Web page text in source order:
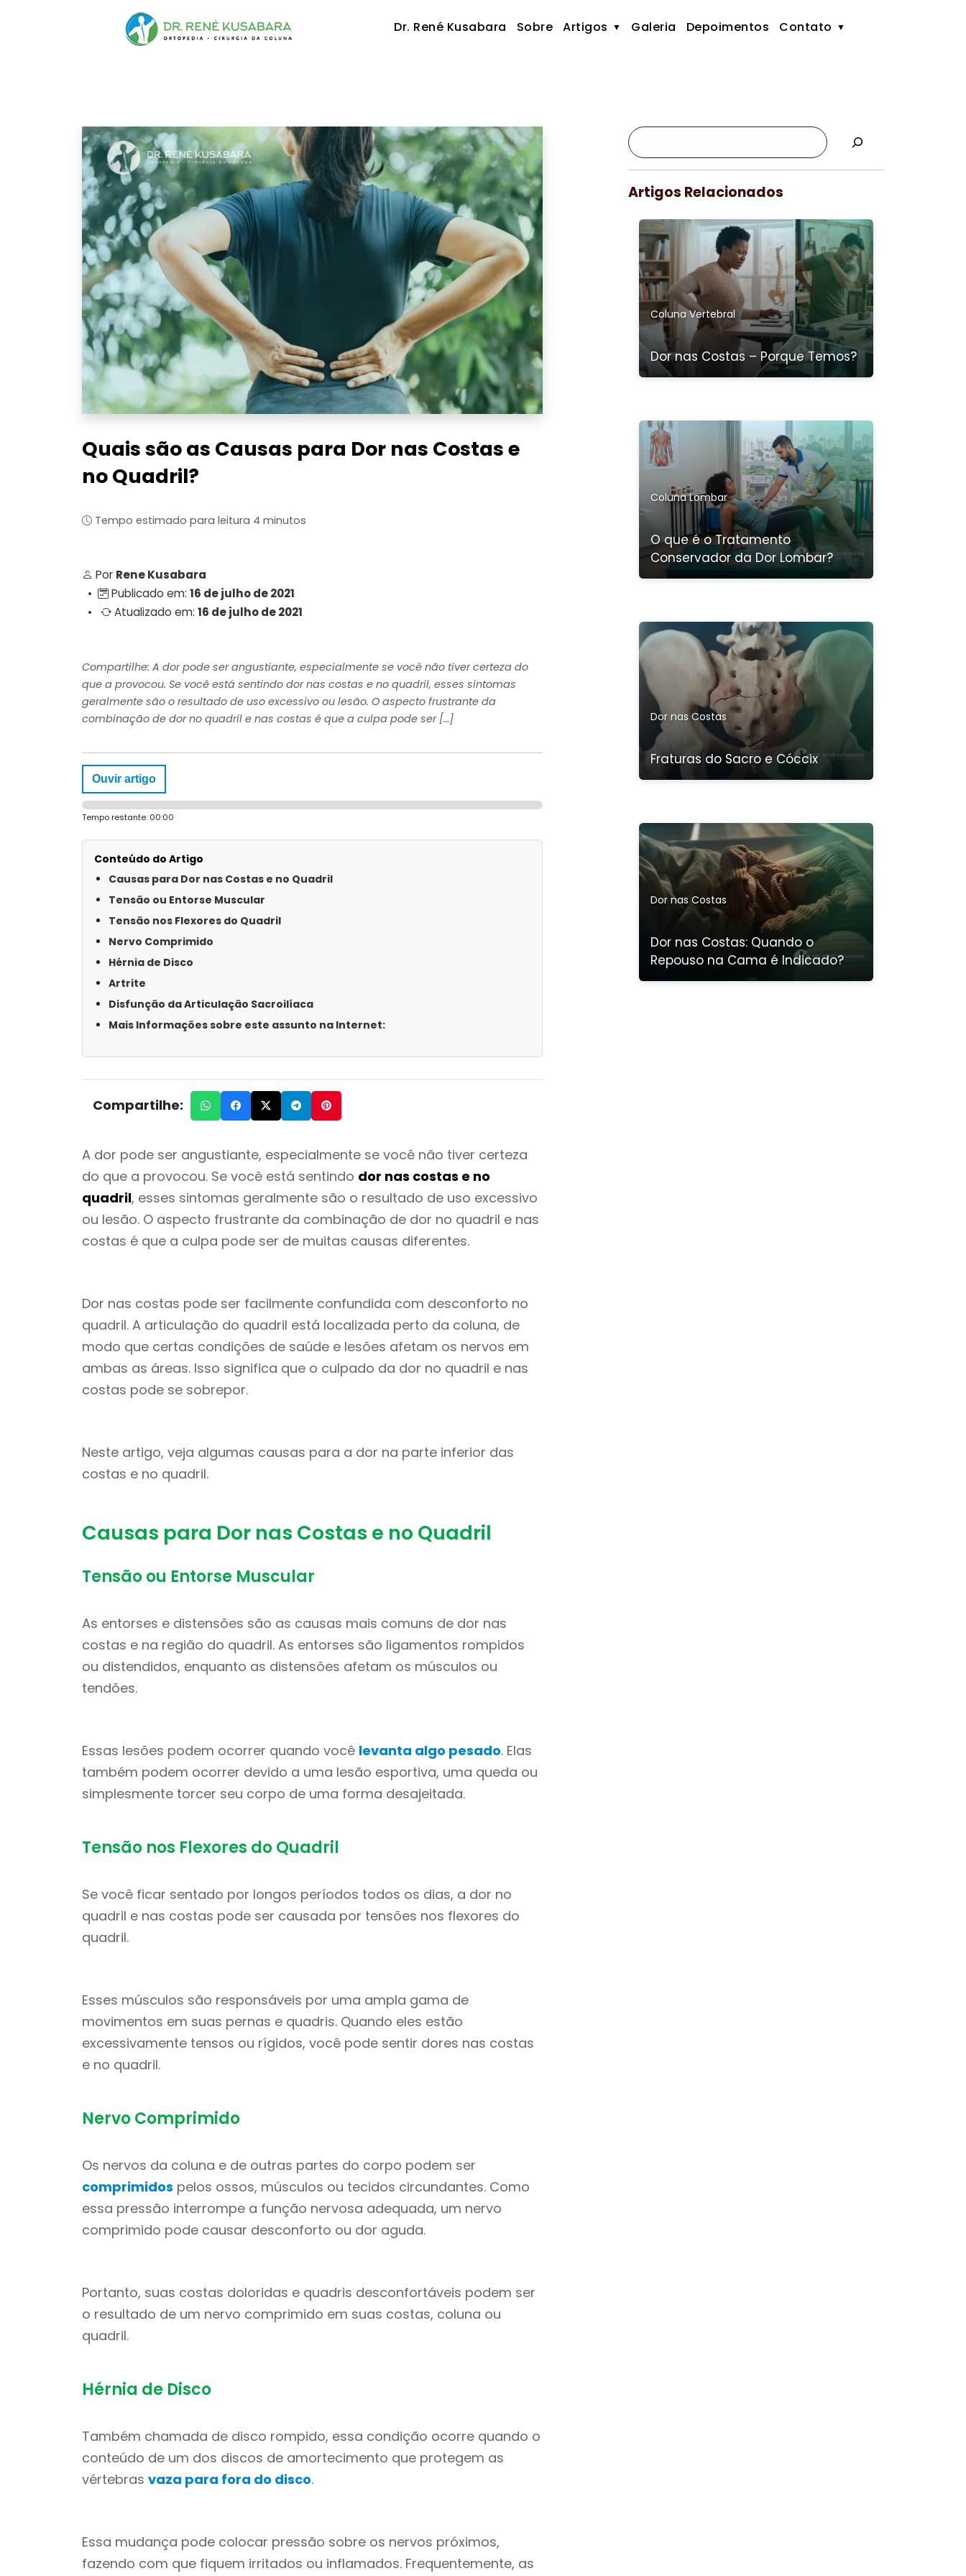
Dr. René Kusabara Sobre Artigos Galeria Depoimentos Contato
Quais são as Causas para Dor nas Costas e
no Quadril?
Tempo estimado para leitura 4 minutos
Por Rene Kusabara
•
Publicado em: 16 de julho de 2021
•
Atualizado em: 16 de julho de 2021
Compartilhe: A dor pode ser angustiante, especialmente se você não tiver certeza do
que a provocou. Se você está sentindo dor nas costas e no quadril, esses sintomas
geralmente são o resultado de uso excessivo ou lesão. O aspecto frustrante da
combinação de dor no quadril e nas costas é que a culpa pode ser […]
Ouvir artigo
Tempo restante: 00:00
Conteúdo do Artigo
Causas para Dor nas Costas e no Quadril
Tensão ou Entorse Muscular
Tensão nos Flexores do Quadril
Nervo Comprimido
Hérnia de Disco
Artrite
Disfunção da Articulação Sacroilíaca
Mais Informações sobre este assunto na Internet:
Compartilhe:
A dor pode ser angustiante, especialmente se você não tiver certeza
do que a provocou. Se você está sentindo dor nas costas e no
quadril, esses sintomas geralmente são o resultado de uso excessivo
ou lesão. O aspecto frustrante da combinação de dor no quadril e nas
costas é que a culpa pode ser de muitas causas diferentes.
Dor nas costas pode ser facilmente confundida com desconforto no
quadril. A articulação do quadril está localizada perto da coluna, de
modo que certas condições de saúde e lesões afetam os nervos em
ambas as áreas. Isso significa que o culpado da dor no quadril e nas
costas pode se sobrepor.
Neste artigo, veja algumas causas para a dor na parte inferior das
costas e no quadril.
Causas para Dor nas Costas e no Quadril
Tensão ou Entorse Muscular
As entorses e distensões são as causas mais comuns de dor nas
costas e na região do quadril. As entorses são ligamentos rompidos
ou distendidos, enquanto as distensões afetam os músculos ou
tendões.
Essas lesões podem ocorrer quando você levanta algo pesado. Elas
também podem ocorrer devido a uma lesão esportiva, uma queda ou
simplesmente torcer seu corpo de uma forma desajeitada.
Tensão nos Flexores do Quadril
Se você ficar sentado por longos períodos todos os dias, a dor no
quadril e nas costas pode ser causada por tensões nos flexores do
quadril.
Esses músculos são responsáveis ​​por uma ampla gama de
movimentos em suas pernas e quadris. Quando eles estão
excessivamente tensos ou rígidos, você pode sentir dores nas costas
e no quadril.
Nervo Comprimido
Os nervos da coluna e de outras partes do corpo podem ser
comprimidos pelos ossos, músculos ou tecidos circundantes. Como
essa pressão interrompe a função nervosa adequada, um nervo
comprimido pode causar desconforto ou dor aguda.
Portanto, suas costas doloridas e quadris desconfortáveis ​​podem ser
o resultado de um nervo comprimido em suas costas, coluna ou
quadril.
Hérnia de Disco
Também chamada de disco rompido, essa condição ocorre quando o
conteúdo de um dos discos de amortecimento que protegem as
vértebras vaza para fora do disco.
Essa mudança pode colocar pressão sobre os nervos próximos,
fazendo com que fiquem irritados ou inflamados. Frequentemente, as
Artigos Relacionados
Coluna Vertebral
Dor nas Costas – Porque Temos?
Coluna Lombar
O que é o Tratamento
Conservador da Dor Lombar?
Dor nas Costas
Fraturas do Sacro e Cóccix
Dor nas Costas
Dor nas Costas: Quando o
Repouso na Cama é Indicado?